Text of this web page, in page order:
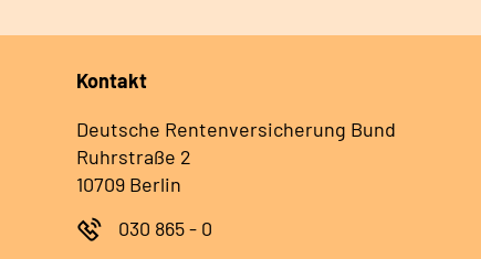
Kontakt
Deutsche Rentenversicherung Bund
Ruhrstraße 2
10709 Berlin
030 865 - 0